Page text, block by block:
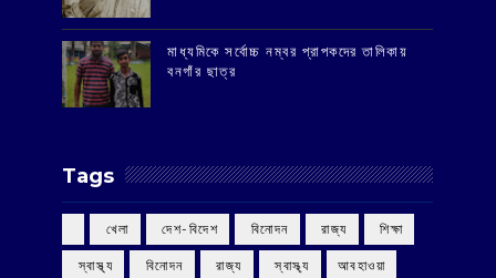
মাধ্যমিকে সর্বোচ্চ নম্বর প্রাপকদের তালিকায়
বনগাঁর ছাত্র
Tags
‌ খেলা ‌ দেশ-বিদেশ ‌ বিনোদন ‌ রাজ্য ‌ শিক্ষা
‌ স্বাস্থ্য ‌ বিনোদন ‌ রাজ্য ‌ স্বাস্থ্য আবহাওয়া